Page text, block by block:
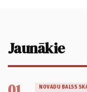
Jaunākie
NOVADU BALSS